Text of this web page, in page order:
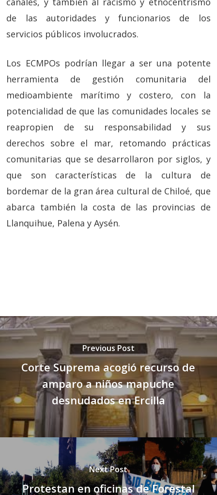
de las autoridades y funcionarios de los
servicios públicos involucrados.
Los ECMPOs podrían llegar a ser una potente
herramienta de gestión comunitaria del
medioambiente marítimo y costero, con la
potencialidad de que las comunidades locales se
reapropien de su responsabilidad y sus
derechos sobre el mar, retomando prácticas
comunitarias que se desarrollaron por siglos, y
que son características de la cultura de
bordemar de la gran área cultural de Chiloé, que
abarca también la costa de las provincias de
Llanquihue, Palena y Aysén.
Previous Post
Corte Suprema acogió recurso de
amparo a niños mapuche
desnudados en Ercilla
Next Post
Protestan en oficinas de Forestal